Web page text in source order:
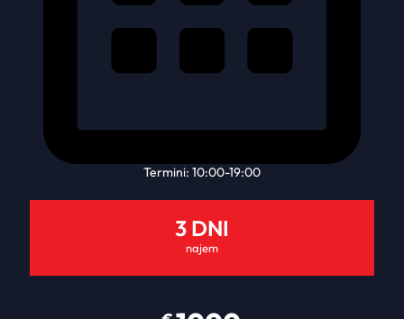
Termini: 10:00-19:00
3 DNI
najem